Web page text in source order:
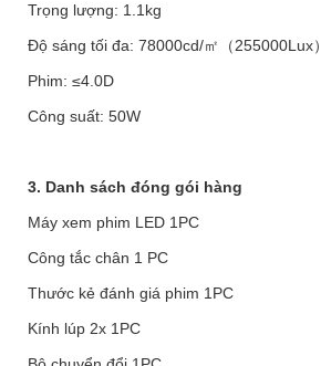
Trọng lượng: 1.1kg
Độ sáng tối đa: 78000cd/㎡（255000Lux）
Phim: ≤4.0D
Công suất: 50W
3. Danh sách đóng gói hàng
Máy xem phim LED 1PC
Công tắc chân 1 PC
Thước kẻ đánh giá phim 1PC
Kính lúp 2x 1PC